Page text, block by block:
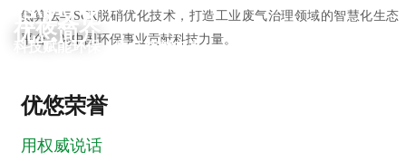
优悠简介
氨算法与SCR脱硝优化技术，打造工业废气治理领域的智慧化生态
平台，为中国环保事业贡献科技力量。
优悠荣誉
用权威说话
企业文化
科技赋能环保，责任铸就未来。